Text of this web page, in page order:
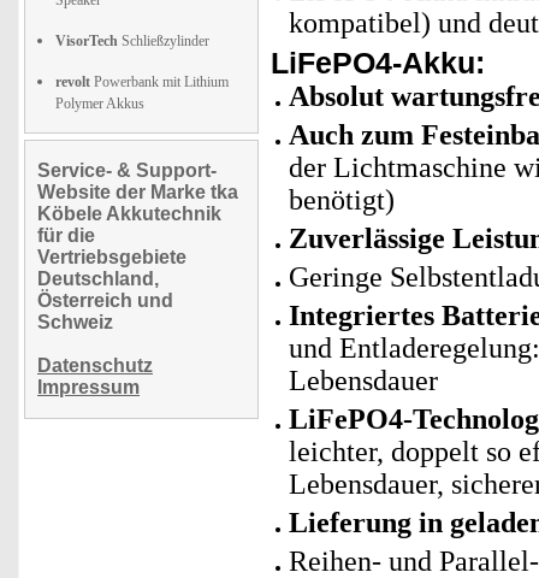
VisorTech Schließzylinder
revolt Powerbank mit Lithium
Polymer Akkus
Service- & Support-
Website der Marke tka
Köbele Akkutechnik
für die
Vertriebsgebiete
Deutschland,
Österreich und
Schweiz
Datenschutz
Impressum
kompatibel) und
LiFePO4-Akku:
Absolut
Auch zum
der Lichtmaschine
benötigt)
Zuverlässige
Geringe
Integriertes
und
Lebensdauer
LiFePO4-
leichter, doppelt so
Lebensdauer,
Lieferung in
Reihen- und